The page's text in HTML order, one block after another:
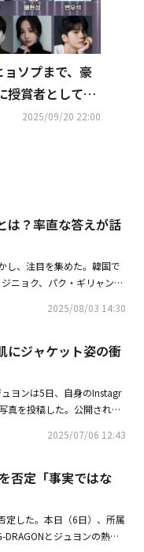
ソプまで、豪
授賞者として出
2025/09/20 22:00
は？率直な答えが話
し、注目を集めた。韓国で
ニョク、パク・ギリャン、
『どうせ離婚するなら結婚
た。続いて、1987年生ま
ついて「私があの人とキス
別れたこともあると付け加
も合わなかった」と遠慮な
ながら「もうやめて」と受
愛経験に言及し、「遊ぶだ
否定「事実ではない」
2025/08/03 14:30
にジャケット姿の衝
ヨンは5日、自身のInstagr
真を投稿した。公開された
は「今すぐペディン（ダウ
復縁説が浮上した。その
、元AFTERSCHO
ヨン、都会的なゴルフウェ
2025/07/06 12:43
否定「事実ではな
定した。本日（6日）、所属
とジュヨンの熱愛